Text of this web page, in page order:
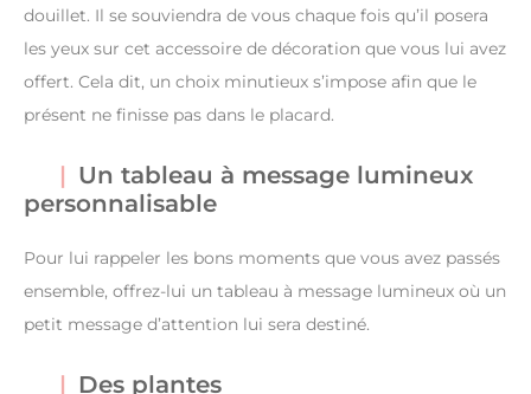
douillet. Il se souviendra de vous chaque fois qu’il posera
les yeux sur cet accessoire de décoration que vous lui avez
offert. Cela dit, un choix minutieux s’impose afin que le
présent ne finisse pas dans le placard.
Un tableau à message lumineux
personnalisable
Pour lui rappeler les bons moments que vous avez passés
ensemble, offrez-lui un tableau à message lumineux où un
petit message d’attention lui sera destiné.
Des plantes